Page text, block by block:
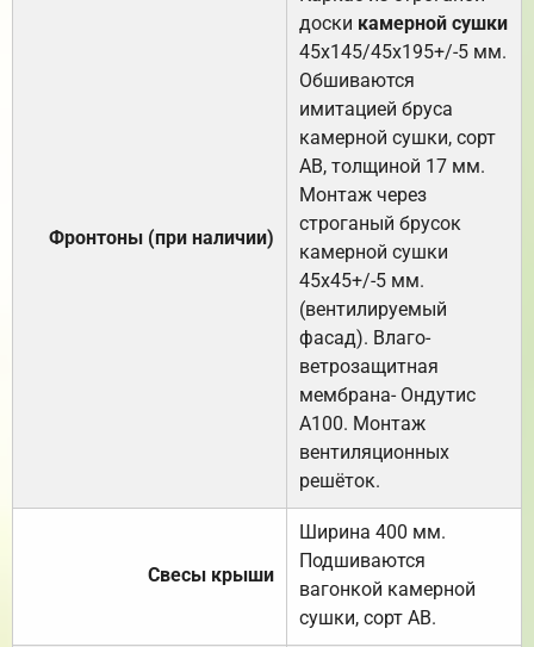
Фронтоны (при наличии)
доски камерной сушки
45х145/45х195+/-5 мм.
Обшиваются
имитацией бруса
камерной сушки, сорт
АВ, толщиной 17 мм.
Монтаж через
строганый брусок
камерной сушки
45х45+/-5 мм.
(вентилируемый
фасад). Влаго-
ветрозащитная
мембрана- Ондутис
А100. Монтаж
вентиляционных
решёток.
Свесы крыши
Ширина 400 мм.
Подшиваются
вагонкой камерной
сушки, сорт АВ.